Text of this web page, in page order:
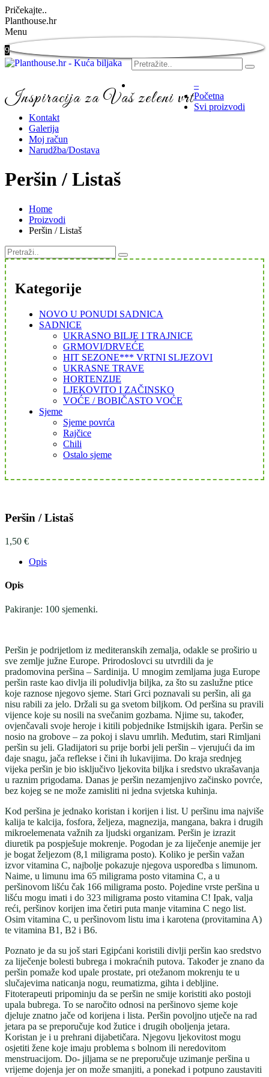
Pričekajte..
Planthouse.hr
Menu
9
Inspiracija za Vaš zeleni vrt
–
Početna
Svi proizvodi
Kontakt
Galerija
Moj račun
Narudžba/Dostava
Peršin / Listaš
Home
Proizvodi
Peršin / Listaš
Kategorije
NOVO U PONUDI SADNICA
SADNICE
UKRASNO BILJE I TRAJNICE
GRMOVI/DRVEĆE
HIT SEZONE*** VRTNI SLJEZOVI
UKRASNE TRAVE
HORTENZIJE
LJEKOVITO I ZAČINSKO
VOĆE / BOBIČASTO VOĆE
Sjeme
Sjeme povrća
Rajčice
Chili
Ostalo sjeme
Peršin / Listaš
1,50 €
Opis
Opis
Pakiranje: 100 sjemenki.
Peršin je podrijetlom iz mediteranskih zemalja, odakle se proširio u
sve zemlje južne Europe. Prirodoslovci su utvrdili da je
pradomovina peršina – Sardinija. U mnogim zemljama juga Europe
peršin raste kao divlja ili poludivlja biljka, za što su zaslužne ptice
koje raznose njegovo sjeme. Stari Grci poznavali su peršin, ali ga
nisu rabili za jelo. Držali su ga svetom biljkom. Od peršina su pravili
vijence koje su nosili na svečanim gozbama. Njime su, također,
ovjenčavali svoje heroje i kitili pobjednike Istmijskih igara. Peršin se
nosio na grobove – za pokoj i slavu umrlih. Međutim, stari Rimljani
peršin su jeli. Gladijatori su prije borbi jeli peršin – vjerujući da im
daje snagu, jača reflekse i čini ih lukavijima. Do kraja srednjeg
vijeka peršin je bio isključivo ljekovita biljka i sredstvo ukrašavanja
u raznim prigodama. Danas je peršin nezamjenjivo začinsko povrće,
bez kojeg se ne može zamisliti ni jedna svjetska kuhinja.
Kod peršina je jednako koristan i korijen i list. U peršinu ima najviše
kalija te kalcija, fosfora, željeza, magnezija, mangana, bakra i drugih
mikroelemenata važnih za ljudski organizam. Peršin je izrazit
diuretik pa pospješuje mokrenje. Pogodan je za liječenje anemije jer
je bogat željezom (8,1 miligrama posto). Koliko je peršin važan
izvor vitamina C, najbolje pokazuje njegova usporedba s limunom.
Naime, u limunu ima 65 miligrama posto vitamina C, a u
peršinovom lišću čak 166 miligrama posto. Pojedine vrste peršina u
lišću mogu imati i do 323 miligrama posto vitamina C! Ipak, valja
reći, peršinov korijen ima četiri puta manje vitamina C nego list.
Osim vitamina C, u peršinovom listu ima i karotena (provitamina A)
te vitamina B1, B2 i B6.
Poznato je da su još stari Egipćani koristili divlji peršin kao sredstvo
za liječenje bolesti bubrega i mokraćnih putova. Također je znano da
peršin pomaže kod upale prostate, pri otežanom mokrenju te u
slučajevima naticanja nogu, reumatizma, gihta i debljine.
Fitoterapeuti pripominju da se peršin ne smije koristiti ako postoji
upala bubrega. To se naročito odnosi na peršinovo sjeme koje
djeluje znatno jače od korijena i lista. Peršin povoljno utječe na rad
jetara pa se preporučuje kod žutice i drugih oboljenja jetara.
Koristan je i u prehrani dijabetičara. Njegovu ljekovitost mogu
osjetiti žene koje imaju problema s bolnom ili neredovitom
menstruacijom. Do- jiljama se ne preporučuje uzimanje peršina u
vrijeme dojenja jer on može smanjiti, a ponekad i potpuno zaustaviti